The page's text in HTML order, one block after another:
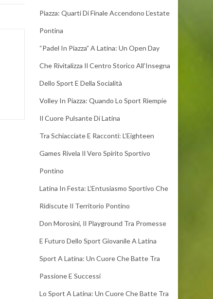
Piazza: Quarti Di Finale Accendono L’estate
Pontina
“Padel In Piazza” A Latina: Un Open Day
Che Rivitalizza Il Centro Storico All’Insegna
Dello Sport E Della Socialità
Volley In Piazza: Quando Lo Sport Riempie
Il Cuore Pulsante Di Latina
Tra Schiacciate E Racconti: L’Eighteen
Games Rivela Il Vero Spirito Sportivo
Pontino
Latina In Festa: L’Entusiasmo Sportivo Che
Ridiscute Il Territorio Pontino
Don Morosini, Il Playground Tra Promesse
E Futuro Dello Sport Giovanile A Latina
Sport A Latina: Un Cuore Che Batte Tra
Passione E Successi
Lo Sport A Latina: Un Cuore Che Batte Tra